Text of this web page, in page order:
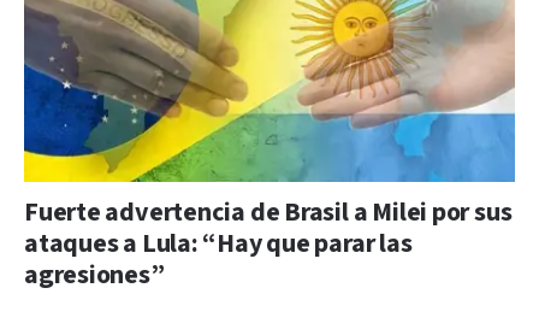
Fuerte advertencia de Brasil a Milei por sus
ataques a Lula: “Hay que parar las
agresiones”